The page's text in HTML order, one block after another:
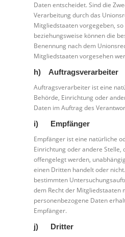
Daten entscheidet. Sind die
Verarbeitung durch das
Mitgliedstaaten vorgegeben,
beziehungsweise können die
Benennung nach dem
Mitgliedstaaten vorgesehen
h) Auftragsverarbeiter
Auftragsverarbeiter ist eine
Behörde, Einrichtung oder
Daten im Auftrag des
i) Empfänger
Empfänger ist eine natürliche
Einrichtung oder andere
offengelegt werden,
einen Dritten handelt oder
bestimmten
dem Recht der Mitgliedstaaten
personenbezogene Daten
Empfänger.
j) Dritter